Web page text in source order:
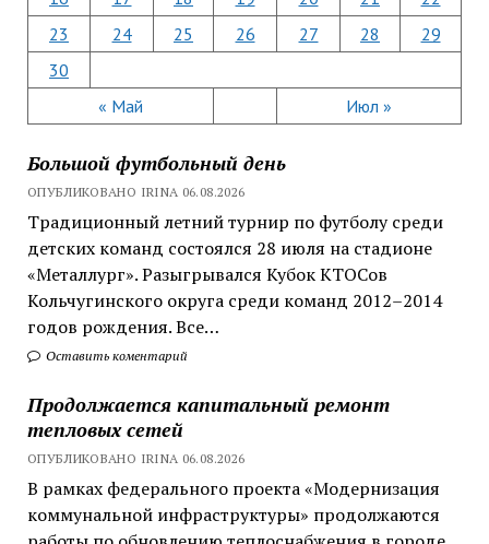
« Май Июл »
23
24 25 26 27 28
29
30
Большой футбольный день
ОПУБЛИКОВАНО IRINA 06.08.2026
Традиционный летний турнир по футболу среди
детских команд состоялся 28 июля на стадионе
«Металлург». Разыгрывался Кубок КТОСов
Кольчугинского округа среди команд 2012–2014
годов рождения. Все…
Оставить коментарий
Продолжается капитальный ремонт
тепловых сетей
ОПУБЛИКОВАНО IRINA 06.08.2026
В рамках федерального проекта «Модернизация
коммунальной инфраструктуры» продолжаются